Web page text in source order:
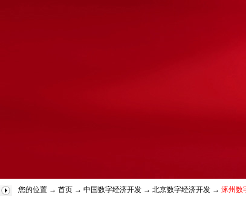
您的位置 → 首页 → 中国数字经济开发 → 北京数字经济开发 → 涿州数